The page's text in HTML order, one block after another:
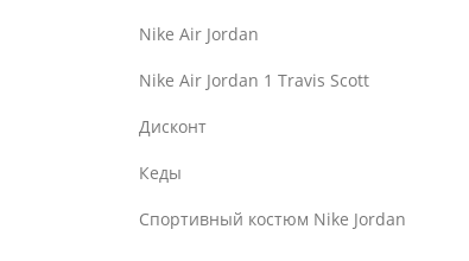
Nike Air Jordan
Nike Air Jordan 1 Travis Scott
Дисконт
Кеды
Спортивный костюм Nike Jordan